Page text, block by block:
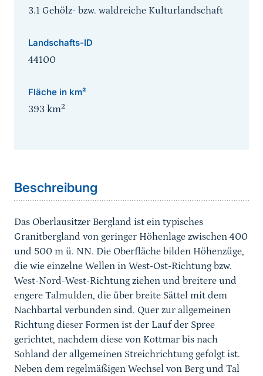
3.1 Gehölz- bzw. waldreiche Kulturlandschaft
Landschafts-ID
44100
Fläche in km²
393 km2
Beschreibung
Das Oberlausitzer Bergland ist ein typisches
Granitbergland von geringer Höhenlage zwischen 400
und 500 m ü. NN. Die Oberfläche bilden Höhenzüge,
die wie einzelne Wellen in West-Ost-Richtung bzw.
West-Nord-West-Richtung ziehen und breitere und
engere Talmulden, die über breite Sättel mit dem
Nachbartal verbunden sind. Quer zur allgemeinen
Richtung dieser Formen ist der Lauf der Spree
gerichtet, nachdem diese von Kottmar bis nach
Sohland der allgemeinen Streichrichtung gefolgt ist.
Neben dem regelmäßigen Wechsel von Berg und Tal